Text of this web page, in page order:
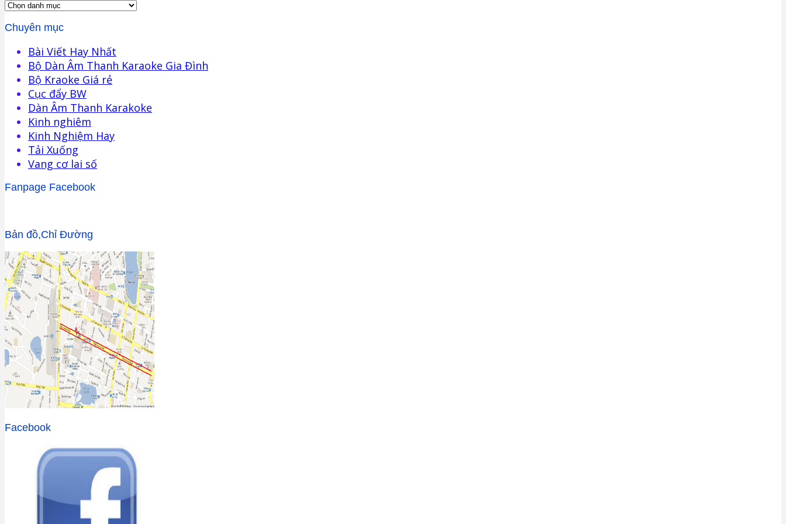
Chuyên mục
Bài Viết Hay Nhất
Bộ Dàn Âm Thanh Karaoke Gia Đình
Bộ Kraoke Giá rẻ
Cục đẩy BW
Dàn Âm Thanh Karakoke
Kinh nghiêm
Kinh Nghiệm Hay
Tải Xuống
Vang cơ lai số
Fanpage Facebook
Bản đồ,Chỉ Đường
Facebook